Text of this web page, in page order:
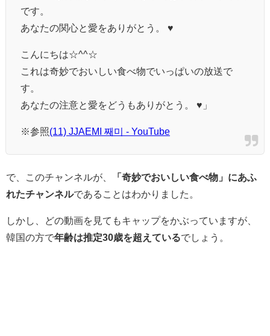
です。
あなたの関心と愛をありがとう。 ♥
こんにちは☆^^☆
これは奇妙でおいしい食べ物でいっぱいの放送で
す。
あなたの注意と愛をどうもありがとう。 ♥」
※参照(11) JJAEMI 째미 - YouTube
で、このチャンネルが、
「奇妙でおいしい食べ物」にあふ
れたチャンネルであることはわかりました。
しかし、どの動画を見てもキャップをかぶっていますが、
韓国の方で年齢は推定30歳を超えているでしょう。